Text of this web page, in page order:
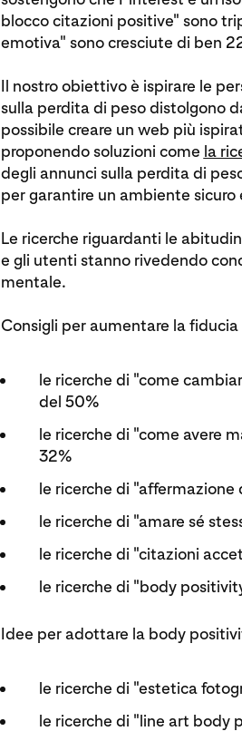
blocco citazioni positive" sono
emotiva" sono cresciute di ben
Il nostro obiettivo è ispirare le
sulla perdita di peso distolgono
possibile creare un web più
proponendo soluzioni come la
degli annunci sulla perdita di
per garantire un ambiente
Le ricerche riguardanti le
e gli utenti stanno rivedendo
mentale.
Consigli per aumentare la fiducia
le ricerche di "come
del 50%
le ricerche di "come avere
32%
le ricerche di
le ricerche di "amare sé
le ricerche di "citazioni
le ricerche di "body
Idee per adottare la body
le ricerche di "estetica
le ricerche di "line art body